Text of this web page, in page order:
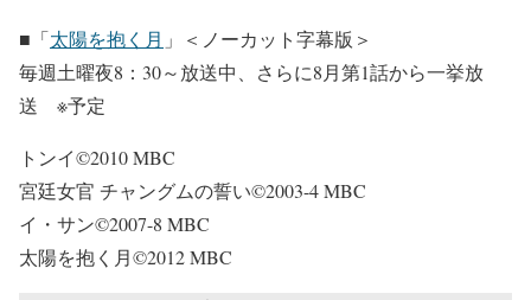
■「太陽を抱く月 」＜ノーカット字幕版＞
毎週土曜夜8：30～放送中、さらに8月第1話から一挙放
送 ※予定
トンイ©2010 MBC
宮廷女官 チャングムの誓い©2003-4 MBC
イ・サン©2007-8 MBC
太陽を抱く月©2012 MBC